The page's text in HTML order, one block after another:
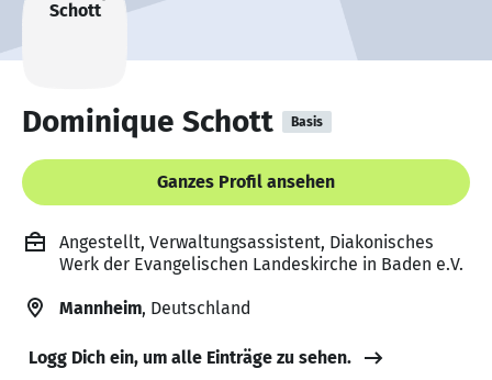
Dominique Schott Basis
Ganzes Profil ansehen
Angestellt, Verwaltungsassistent, Diakonisches
Werk der Evangelischen Landeskirche in Baden e.V.
Mannheim, Deutschland
Logg Dich ein, um alle Einträge zu sehen.